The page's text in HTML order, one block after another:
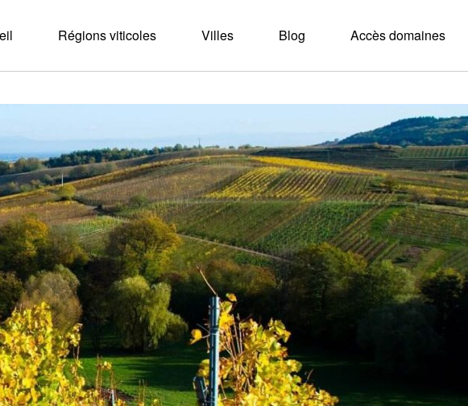
Régions viticoles Villes Blog Accès domaines